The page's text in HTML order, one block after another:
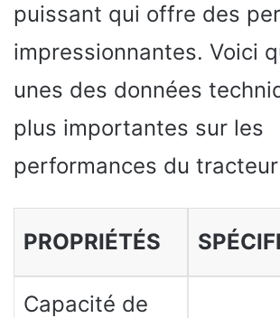
puissant qui offre des
impressionnantes. Voici
unes des données
plus importantes sur les
performances du
PROPRIÉTÉS
Capacité de